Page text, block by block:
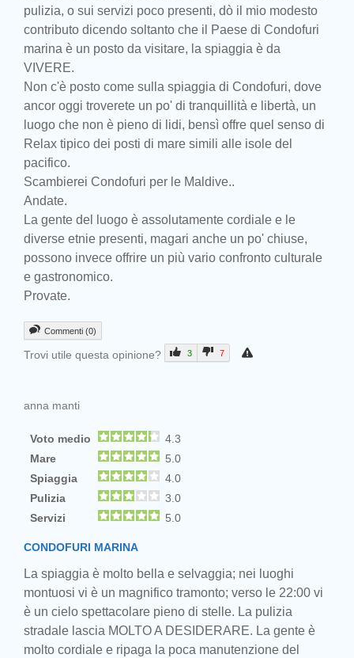
pulizia, o sui servizi poco presenti, dò il mio modesto
contributo dicendo soltanto che il Paese di Condofuri
marina è un posto da visitare, la spiaggia è da
VIVERE.
Non c'è posto come sulla spiaggia di Condofuri, dove
ancor oggi troverete un po' di tranquillità e libertà, un
luogo che non è pieno di lidi, bensì offre quel senso di
Relax tipico dei posti di mare simili alle isole del
pacifico.
Scambierei Condofuri per le Maldive..
Andate.
La gente del luogo è assolutamente cordiale e le
diverse etnie presenti, magari anche un po' chiuse,
possono invece offrire un più vario confronto culturale
e gastronomico.
Provate.
Commenti (0)
Trovi utile questa opinione? 3 7
anna manti
Voto medio
4.3
Mare
5.0
Spiaggia
4.0
Pulizia
3.0
Servizi
5.0
CONDOFURI MARINA
La spiaggia è molto bella e selvaggia; nei luoghi
montuosi vi è un magnifico tramonto; verso le 22:00 vi
è un cielo spettacolare pieno di stelle. La pulizia
stradale lascia MOLTO A DESIDERARE. La gente è
molto cordiale e ripaga la poca manutenzione del